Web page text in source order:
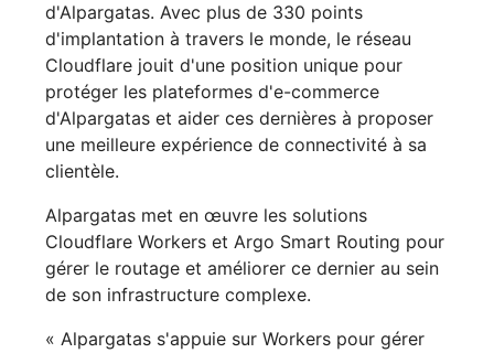
d'Alpargatas. Avec plus de 330 points
d'implantation à travers le monde, le réseau
Cloudflare jouit d'une position unique pour
protéger les plateformes d'e-commerce
d'Alpargatas et aider ces dernières à proposer
une meilleure expérience de connectivité à sa
clientèle.
Alpargatas met en œuvre les solutions
Cloudflare Workers et Argo Smart Routing pour
gérer le routage et améliorer ce dernier au sein
de son infrastructure complexe.
« Alpargatas s'appuie sur Workers pour gérer